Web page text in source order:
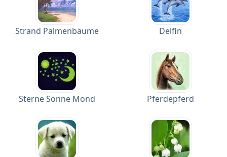
Strand Palmenbäume Delfin
Sterne Sonne Mond Pferdepferd